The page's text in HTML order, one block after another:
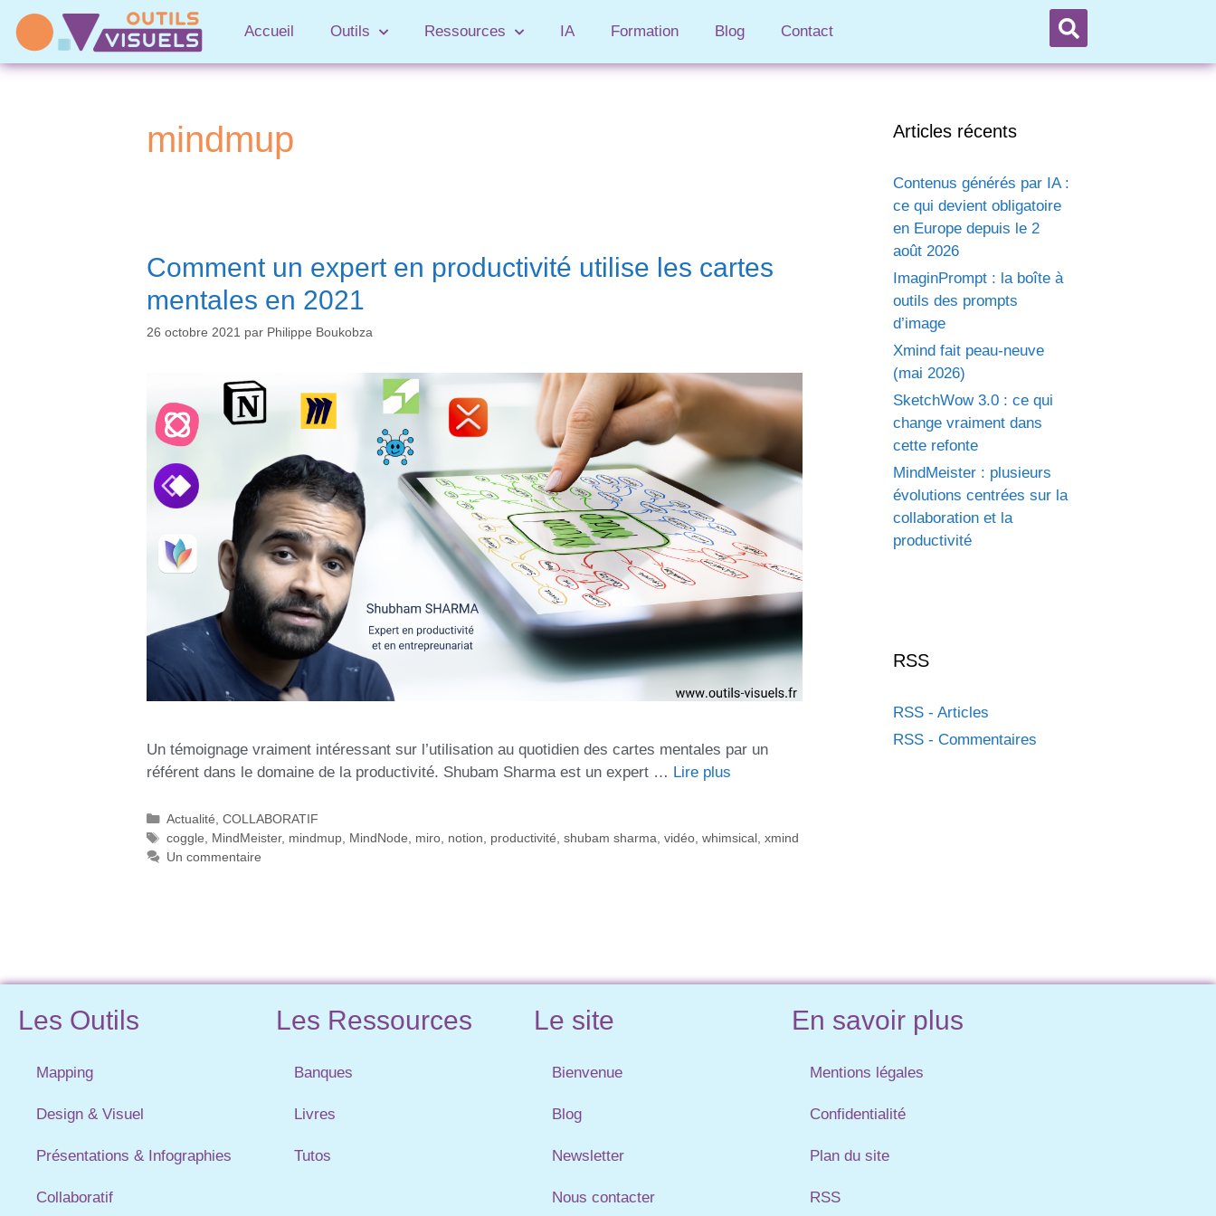
Accueil Outils Ressources IA Formation Blog Contact
mindmup
Comment un expert en productivité utilise les cartes
mentales en 2021
26 octobre 2021 par Philippe Boukobza
Un témoignage vraiment intéressant sur l’utilisation au quotidien des cartes mentales par un
référent dans le domaine de la productivité. Shubam Sharma est un expert … Lire plus
Actualité COLLABORATIF
coggle
MindMeister, mindmup, MindNode miro, notion productivité shubam sharma vidéo, whimsical, xmind
Un commentaire
Articles récents
Contenus générés par IA :
ce qui devient obligatoire
en Europe depuis le 2
août 2026
ImaginPrompt : la boîte à
outils des prompts
d’image
Xmind fait peau-neuve
(mai 2026)
SketchWow 3.0 : ce qui
change vraiment dans
cette refonte
MindMeister : plusieurs
évolutions centrées sur la
collaboration et la
productivité
RSS
RSS - Articles
RSS - Commentaires
Les Outils
Mapping
Design & Visuel
Présentations & Infographies
Collaboratif
Les Ressources
Banques
Livres
Tutos
Le site
Bienvenue
Blog
Newsletter
Nous contacter
En savoir plus
Mentions légales
Confidentialité
Plan du site
RSS